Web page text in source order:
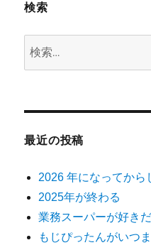
検索
検
最近の投稿
2026 年になってから
2025年が終わる
業務スーパーが好きだ
もじぴったんがいつ